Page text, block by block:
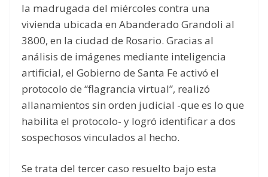
la madrugada del miércoles contra una
vivienda ubicada en Abanderado Grandoli al
3800, en la ciudad de Rosario. Gracias al
análisis de imágenes mediante inteligencia
artificial, el Gobierno de Santa Fe activó el
protocolo de “flagrancia virtual”, realizó
allanamientos sin orden judicial -que es lo que
habilita el protocolo- y logró identificar a dos
sospechosos vinculados al hecho.
Se trata del tercer caso resuelto bajo esta